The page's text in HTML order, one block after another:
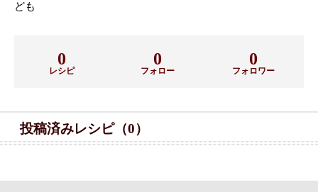
ども
0
レシピ
0
フォロー
0
フォロワー
投稿済みレシピ（0）